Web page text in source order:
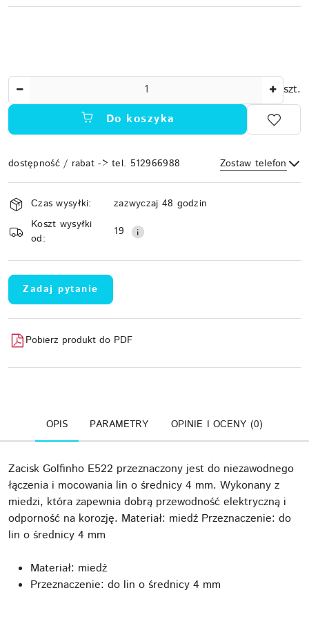
szt.
Do koszyka
dostępność / rabat -> tel. 512966988 Zostaw telefon
Wyślij
Dostępność
i
dostawa
Czas wysyłki:
zazwyczaj 48 godzin
Koszt wysyłki
od:
19
Zadaj pytanie
Pobierz produkt do PDF
OPIS PARAMETRY OPINIE I OCENY (0)
Zacisk Golfinho E522 przeznaczony jest do niezawodnego
łączenia i mocowania lin o średnicy 4 mm. Wykonany z
miedzi, która zapewnia dobrą przewodność elektryczną i
odporność na korozję. Materiał: miedź Przeznaczenie: do
lin o średnicy 4 mm
Materiał: miedź
Przeznaczenie: do lin o średnicy 4 mm